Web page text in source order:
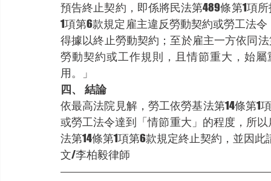
預告終止契約，即係將民法第489條第1項
1項第6款規定雇主違反勞動契約或勞工法
得據以終止勞動契約；至於雇主一方依同
勞動契約或工作規則，且情節重大，始
用。」
四、	結論
依最高法院見解，勞工依勞基法第14條第1
或勞工法令達到「情節重大」的程度，所
法第14條第1項第6款規定終止契約，並因
文/李柏毅律師